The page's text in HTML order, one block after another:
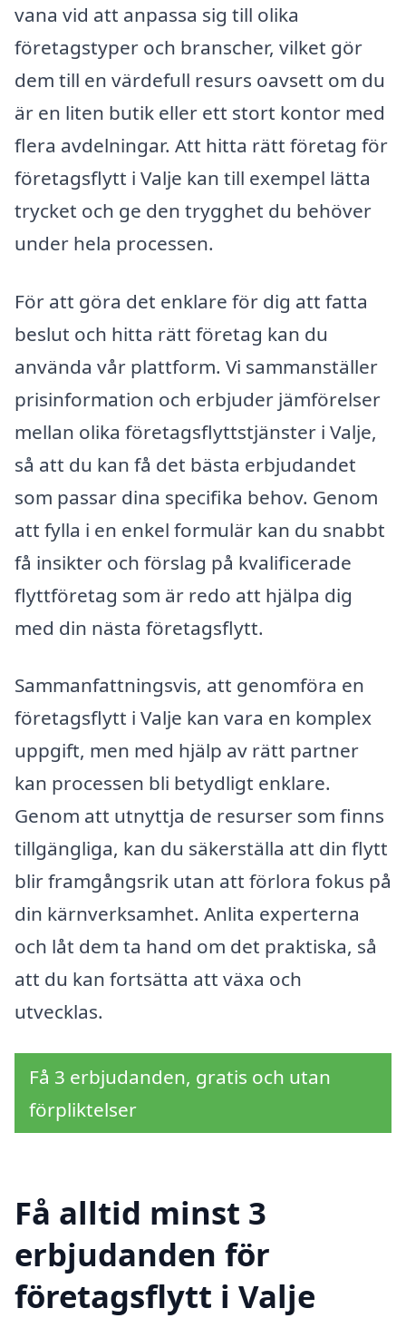
vana vid att anpassa sig till olika
företagstyper och branscher, vilket gör
dem till en värdefull resurs oavsett om du
är en liten butik eller ett stort kontor med
flera avdelningar. Att hitta rätt företag för
företagsflytt i Valje kan till exempel lätta
trycket och ge den trygghet du behöver
under hela processen.
För att göra det enklare för dig att fatta
beslut och hitta rätt företag kan du
använda vår plattform. Vi sammanställer
prisinformation och erbjuder jämförelser
mellan olika företagsflyttstjänster i Valje,
så att du kan få det bästa erbjudandet
som passar dina specifika behov. Genom
att fylla i en enkel formulär kan du snabbt
få insikter och förslag på kvalificerade
flyttföretag som är redo att hjälpa dig
med din nästa företagsflytt.
Sammanfattningsvis, att genomföra en
företagsflytt i Valje kan vara en komplex
uppgift, men med hjälp av rätt partner
kan processen bli betydligt enklare.
Genom att utnyttja de resurser som finns
tillgängliga, kan du säkerställa att din flytt
blir framgångsrik utan att förlora fokus på
din kärnverksamhet. Anlita experterna
och låt dem ta hand om det praktiska, så
att du kan fortsätta att växa och
utvecklas.
Få 3 erbjudanden, gratis och utan
förpliktelser
Få alltid minst 3
erbjudanden för
företagsflytt i Valje